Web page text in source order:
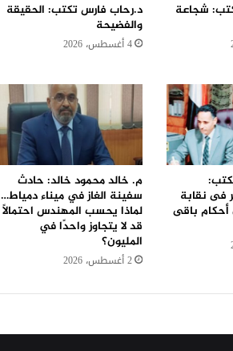
شجاعة
د.رحاب فارس تكتب: الحقيقة
والفضيحة
4 أغسطس، 2026
فى نقابة
أحكام باقى
م. خالد محمود خالد: حادث
سفينة الغاز في ميناء دمياط…
لماذا يحسب المهندس احتمالًا
قد لا يتجاوز واحدًا في
المليون؟
2 أغسطس، 2026